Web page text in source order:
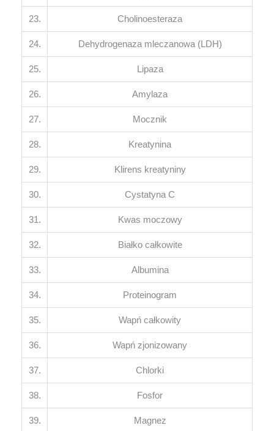
23. Cholinoesteraza
24. Dehydrogenaza mleczanowa (LDH)
25. Lipaza
26. Amylaza
27. Mocznik
28. Kreatynina
29. Klirens kreatyniny
30. Cystatyna C
31. Kwas moczowy
32. Białko całkowite
33. Albumina
34. Proteinogram
35. Wapń całkowity
36. Wapń zjonizowany
37. Chlorki
38. Fosfor
39. Magnez